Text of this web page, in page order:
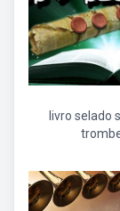
livro selado